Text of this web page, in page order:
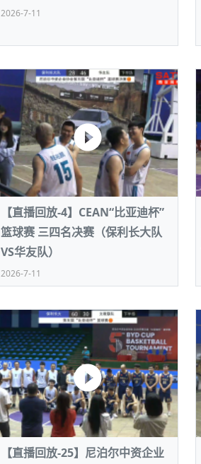
2026-7-11
【直播回放-4】CEAN“比亚迪杯”
篮球赛 三四名决赛（保利长大队
VS华友队）
2026-7-11
【直播回放-25】尼泊尔中资企业